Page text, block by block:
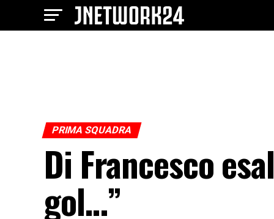
PRIMA SQUADRA
Di Francesco
gol…”